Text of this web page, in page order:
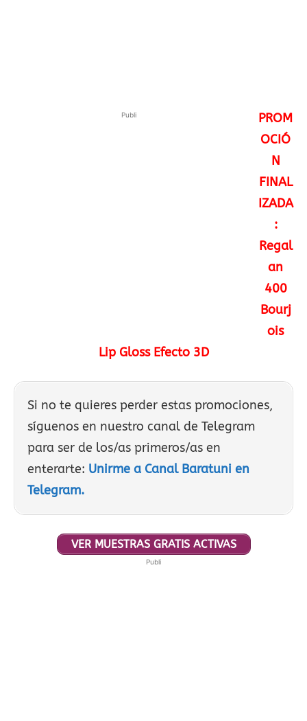
Publi
PROM
OCIÓ
N
FINAL
IZADA
:
Regal
an
400
Bourj
ois
Lip Gloss Efecto 3D
Si no te quieres perder estas promociones,
síguenos en nuestro canal de Telegram
para ser de los/as primeros/as en
enterarte: Unirme a Canal Baratuni en
Telegram.
VER MUESTRAS GRATIS ACTIVAS
Publi